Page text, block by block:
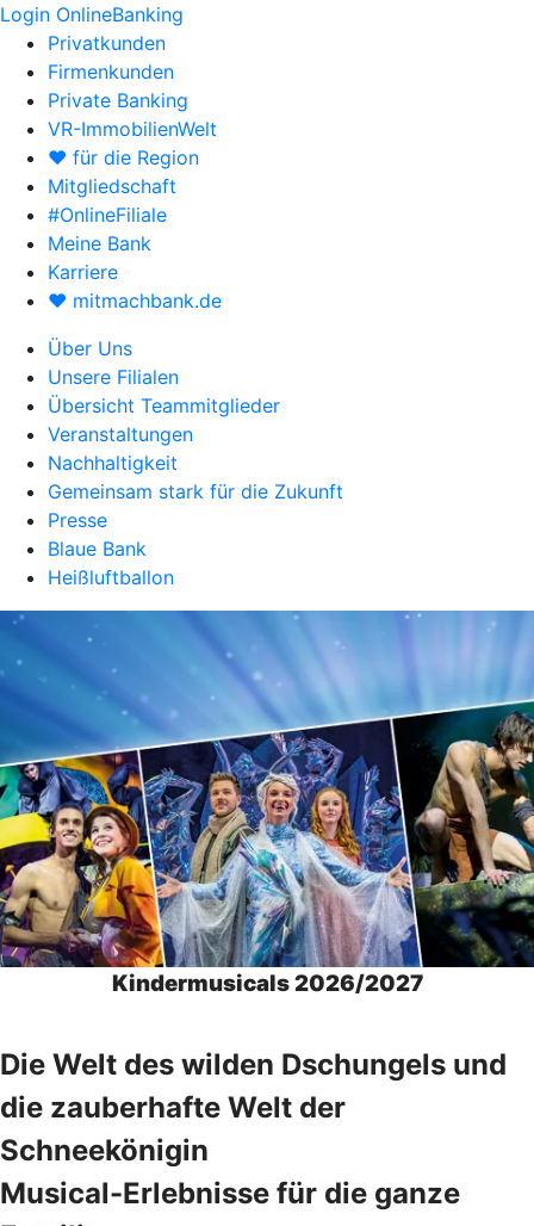
Login OnlineBanking
Privatkunden
Firmenkunden
Private Banking
VR-ImmobilienWelt
♥ für die Region
Mitgliedschaft
#OnlineFiliale
Meine Bank
Karriere
♥ mitmachbank.de
Über Uns
Unsere Filialen
Übersicht Teammitglieder
Veranstaltungen
Nachhaltigkeit
Gemeinsam stark für die Zukunft
Presse
Blaue Bank
Heißluftballon
Kindermusicals 2026/2027
Die Welt des wilden Dschungels und
die zauberhafte Welt der
Schneekönigin
Musical-Erlebnisse für die ganze